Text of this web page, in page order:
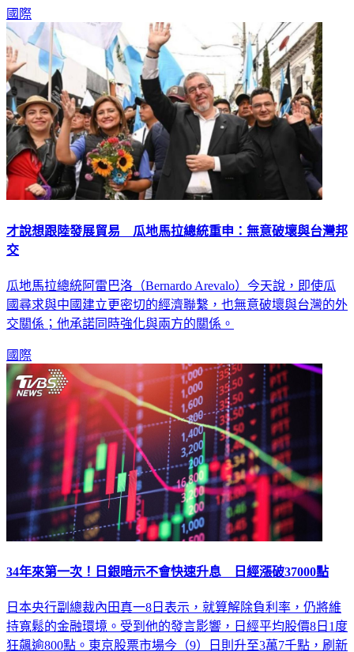
國際
才說想跟陸發展貿易 瓜地馬拉總統重申：無意破壞與台灣邦
交
瓜地馬拉總統阿雷巴洛（Bernardo Arevalo）今天說，即使瓜
國尋求與中國建立更密切的經濟聯繫，也無意破壞與台灣的外
交關係；他承諾同時強化與兩方的關係。
國際
34年來第一次！日銀暗示不會快速升息 日經漲破37000點
日本央行副總裁內田真一8日表示，就算解除負利率，仍將維
持寬鬆的金融環境。受到他的發言影響，日經平均股價8日1度
狂飆逾800點。東京股票市場今（9）日則升至3萬7千點，刷新